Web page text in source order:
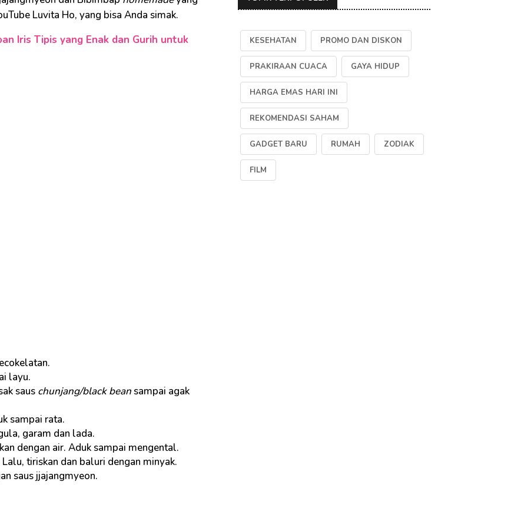
Luvita Ho, yang bisa Anda simak.
Iris Tipis yang Enak dan Gurih untuk
layu.
saus chunjang/black beansampai agak
sampai rata.
garam dan lada.
dengan air. Aduk sampai mengental.
tiriskan dan baluri dengan minyak.
saus jjajangmyeon.
KESEHATAN PROMO DAN DISKON
PRAKIRAAN CUACA GAYA HIDUP
HARGA EMAS HARI INI
REKOMENDASI SAHAM
GADGET BARU RUMAH ZODIAK
FILM